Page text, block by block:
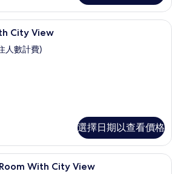
City View
人數計費)
選擇日期以查看價格
With City View